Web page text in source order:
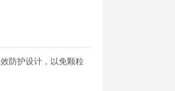
防护设计，以免颗粒